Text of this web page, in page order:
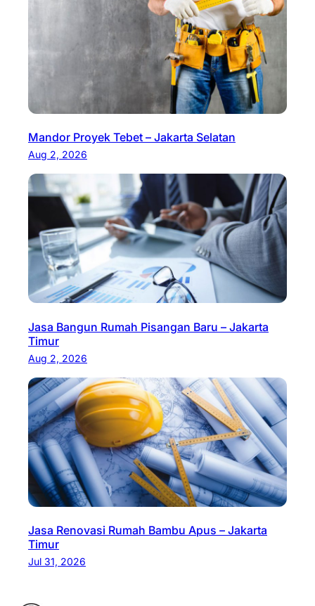
Mandor Proyek Tebet – Jakarta Selatan
Aug 2, 2026
Jasa Bangun Rumah Pisangan Baru – Jakarta
Timur
Aug 2, 2026
Jasa Renovasi Rumah Bambu Apus – Jakarta
Timur
Jul 31, 2026